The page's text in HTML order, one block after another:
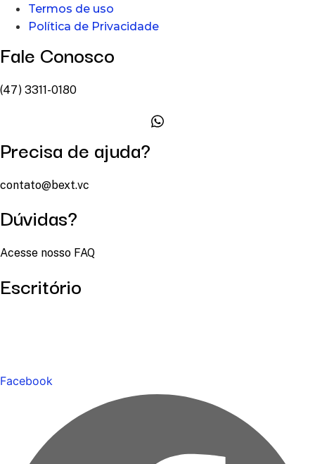
Termos de uso
Política de Privacidade
Fale Conosco
(47) 3311-0180
Precisa de ajuda?
contato@bext.vc
Dúvidas?
Acesse nosso FAQ
Escritório
Facebook